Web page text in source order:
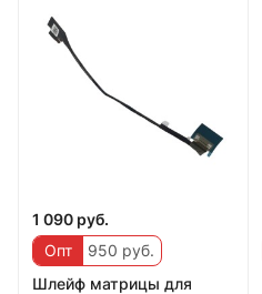
1 090 руб.
Опт
950 руб.
Шлейф матрицы для